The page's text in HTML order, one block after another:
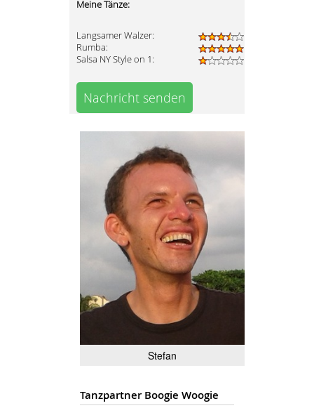
Meine Tänze:
Langsamer Walzer:
Rumba:
Salsa NY Style on 1:
Nachricht senden
Stefan
Tanzpartner Boogie Woogie